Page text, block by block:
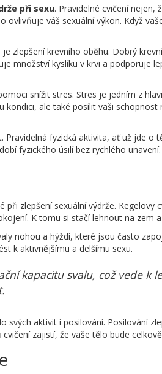
při sexu. Pravidelné cvičení nejen,
ovlivňuje váš sexuální výkon. Když
zlepšení krevního oběhu. Dobrý
množství kyslíku v krvi a podporuje
snížit stres. Stres je jedním z
ale také posílit vaši
fyzická aktivita, ať už jde o
fyzického úsilí bez rychlého
při zlepšení sexuální výdrže.
K tomu si stačí lehnout na zem
nohou a hýždí, které jsou často
k aktivnějšímu a delšímu sexu.
kapacitu svalu, což vede k
svých aktivit i posilování. Posilování
zajistí, že vaše tělo bude